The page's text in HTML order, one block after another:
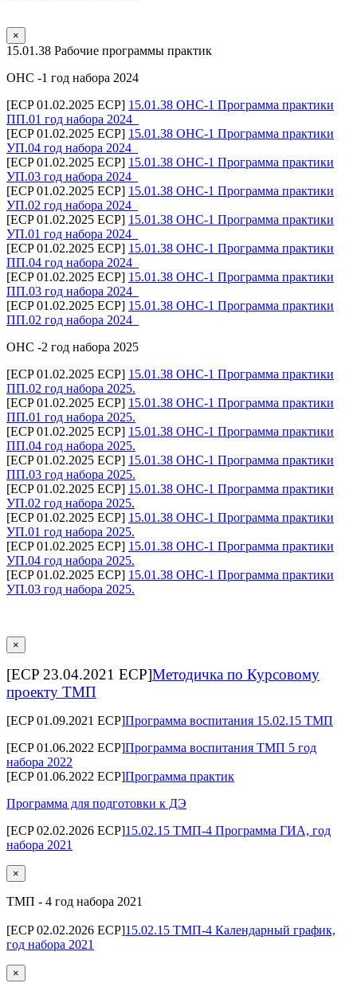
×
15.01.38 Рабочие программы практик
ОНС -1 год набора 2024
[ECP 01.02.2025 ECP] 15.01.38 ОНС-1 Программа практики
ПП.01 год набора 2024_
[ECP 01.02.2025 ECP] 15.01.38 ОНС-1 Программа практики
УП.04 год набора 2024_
[ECP 01.02.2025 ECP] 15.01.38 ОНС-1 Программа практики
УП.03 год набора 2024_
[ECP 01.02.2025 ECP] 15.01.38 ОНС-1 Программа практики
УП.02 год набора 2024_
[ECP 01.02.2025 ECP] 15.01.38 ОНС-1 Программа практики
УП.01 год набора 2024_
[ECP 01.02.2025 ECP] 15.01.38 ОНС-1 Программа практики
ПП.04 год набора 2024_
[ECP 01.02.2025 ECP] 15.01.38 ОНС-1 Программа практики
ПП.03 год набора 2024_
[ECP 01.02.2025 ECP] 15.01.38 ОНС-1 Программа практики
ПП.02 год набора 2024_
ОНС -2 год набора 2025
[ECP 01.02.2025 ECP] 15.01.38 ОНС-1 Программа практики
ПП.02 год набора 2025.
[ECP 01.02.2025 ECP] 15.01.38 ОНС-1 Программа практики
ПП.01 год набора 2025.
[ECP 01.02.2025 ECP] 15.01.38 ОНС-1 Программа практики
ПП.04 год набора 2025.
[ECP 01.02.2025 ECP] 15.01.38 ОНС-1 Программа практики
ПП.03 год набора 2025.
[ECP 01.02.2025 ECP] 15.01.38 ОНС-1 Программа практики
УП.02 год набора 2025.
[ECP 01.02.2025 ECP] 15.01.38 ОНС-1 Программа практики
УП.01 год набора 2025.
[ECP 01.02.2025 ECP] 15.01.38 ОНС-1 Программа практики
УП.04 год набора 2025.
[ECP 01.02.2025 ECP] 15.01.38 ОНС-1 Программа практики
УП.03 год набора 2025.
×
[ECP 23.04.2021 ECP]Методичка по Курсовому
проекту ТМП
[ECP 01.09.2021 ECP]Программа воспитания 15.02.15 ТМП
[ECP 01.06.2022 ECP]Программа воспитания ТМП 5 год
набора 2022
[ECP 01.06.2022 ECP]Программа практик
Программа для подготовки к ДЭ
[ECP 02.02.2026 ECP]15.02.15 ТМП-4 Программа ГИА, год
набора 2021
×
ТМП - 4 год набора 2021
[ECP 02.02.2026 ECP]15.02.15 ТМП-4 Календарный график,
год набора 2021
×